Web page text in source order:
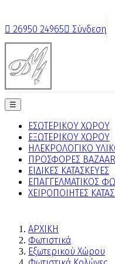
 26950 24965 Σύνδεση
Toggle
navigation
☰
ΕΣΩΤΕΡΙΚΟΥ ΧΩΡΟΥ
ΕΞΩΤΕΡΙΚΟΥ ΧΩΡΟΥ
ΗΛΕΚΡΟΛΟΓΙΚΟ
ΠΡΟΣΦΟΡΕΣ BAZAAR
ΕΙΔΙΚΕΣ ΚΑΤΑΣΚΕΥΕΣ
ΕΠΑΓΓΕΛΜΑΤΙΚΟΣ
ΧΕΙΡΟΠΟΙΗΤΕΣ
ΑΡΧΙΚΗ
Φωτιστικά
Εξωτερικού Χώρου